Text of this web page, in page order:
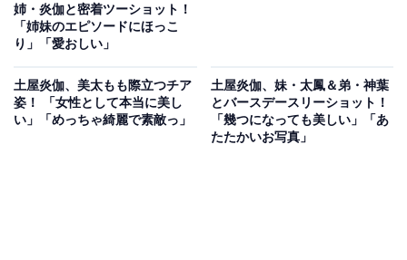
姉・炎伽と密着ツーショット！
「姉妹のエピソードにほっこ
り」「愛おしい」
土屋炎伽、美太もも際立つチア
姿！ 「女性として本当に美し
い」「めっちゃ綺麗で素敵っ」
土屋炎伽、妹・太鳳＆弟・神葉
とバースデースリーショット！
「幾つになっても美しい」「あ
たたかいお写真」